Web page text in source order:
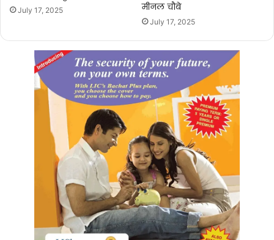
July 17, 2025
मीनल चौबे
July 17, 2025